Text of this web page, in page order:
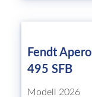
Fendt Apero
495 SFB
Modell 2026